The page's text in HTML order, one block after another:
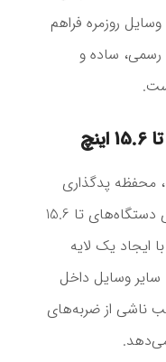
روزمره فراهم
ساده و
محفظه پدگذاری
شده مخصوص لپ‌تاپ است که برای دستگاه‌های تا 15.6
ایجاد یک لایه
وسایل داخل
ناشی از ضربه‌های